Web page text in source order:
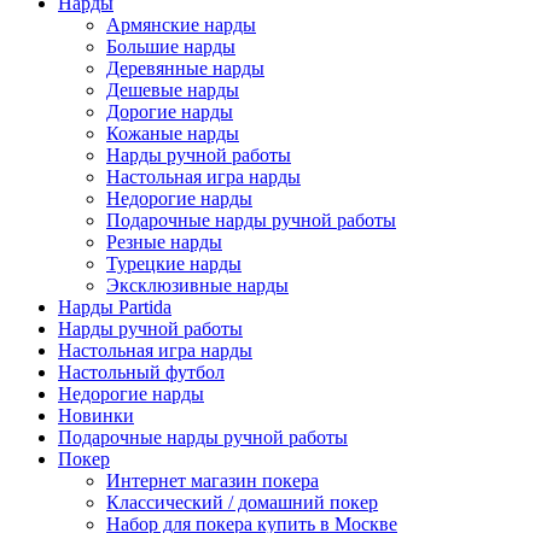
Армянские нарды
Большие нарды
Деревянные нарды
Дешевые нарды
Дорогие нарды
Кожаные нарды
Нарды ручной работы
Настольная игра нарды
Недорогие нарды
Подарочные нарды ручной работы
Резные нарды
Турецкие нарды
Эксклюзивные нарды
Нарды Partida
Нарды ручной работы
Настольная игра нарды
Настольный футбол
Недорогие нарды
Новинки
Подарочные нарды ручной работы
Покер
Интернет магазин покера
Классический / домашний покер
Набор для покера купить в Москве